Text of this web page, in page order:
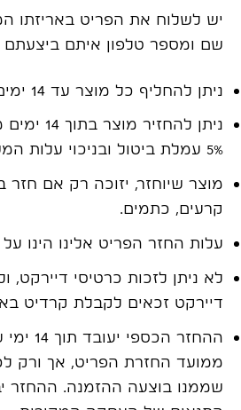
יש לשלוח את הפריט באריזתו
שם ומספר טלפון איתם
ניתן להחליף כל מוצר עד 14 ימים מקבלת המשלוח.
ניתן
5% עמלת ביטול ובניכוי עלות המשלוח.
מוצר שיוחזר, יזוכה רק אם חזר
קרעים, כתמים.
עלות החזר הפריט אלינו הינו
לא ניתן לזכות כרטיסי דיירקט,
דיירקט זכאים לקבלת קרדיט
ההחזר הכספי יעובד תוך
14
ממועד החזרת הפריט, אך ורק
שממנו בוצעה ההזמנה. ההחזר י